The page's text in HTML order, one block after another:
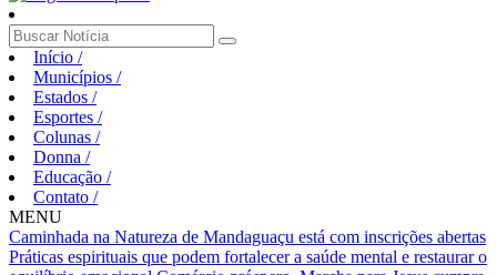
Início /
Municípios /
Estados /
Esportes /
Colunas /
Donna /
Educação /
Contato /
MENU
Caminhada na Natureza de Mandaguaçu está com inscrições abertas
Práticas espirituais que podem fortalecer a saúde mental e restaurar o